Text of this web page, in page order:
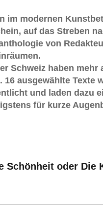
im modernen
auf das Streben
von
Schweiz haben mehr
ausgewählte Texte
und laden dazu
für kurze
Schönheit oder Die